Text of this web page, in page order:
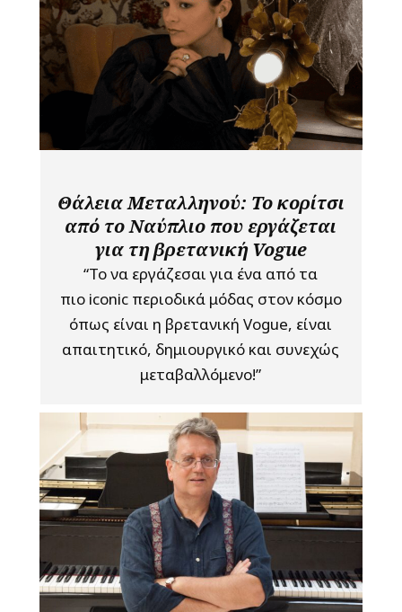
Θάλεια Μεταλληνού: Το κορίτσι
από το Ναύπλιο που εργάζεται
για τη βρετανική Vogue
“Το να εργάζεσαι για ένα από τα
πιο iconic περιοδικά μόδας στον κόσμο
όπως είναι η βρετανική Vogue, είναι
απαιτητικό, δημιουργικό και συνεχώς
μεταβαλλόμενο!”